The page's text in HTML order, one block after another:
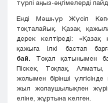
түрлі аңыз-әңгімелерді
Енді Мәшһүр Жүсіп
тоқталайық. Қазақ
дерек келтіреді: «Қазақ
қажыға ілкі бастап
бай. Тоқал қатынымен
Піскек, Тоқпақ,
жолымен бірінші
жыл жолаушылықпен
еліне, жұртына келген.